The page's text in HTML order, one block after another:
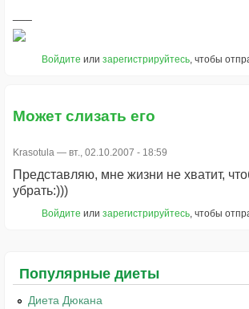
Войдите или зарегистрируйтесь, чтобы
Может слизать его
Krasotula — вт., 02.10.2007 - 18:59
Представляю, мне жизни не хватит,
убрать:)))
Войдите или зарегистрируйтесь , чтобы
Популярные диеты
Диета Дюкана